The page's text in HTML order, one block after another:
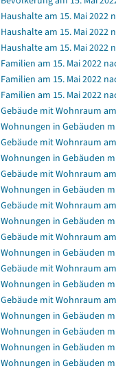
Haushalte am 15. Mai 2022
Haushalte am 15. Mai
Haushalte am 15. Mai 2022
Familien am 15. Mai 2022
Familien am 15. Mai 2022
Familien am 15. Mai 2022
Gebäude mit Wohnraum
Wohnungen in Gebäuden
Gebäude mit Wohnraum
Wohnungen in Gebäuden
Gebäude mit Wohnraum
Wohnungen in Gebäuden
Gebäude mit Wohnraum
Wohnungen in Gebäuden
Gebäude mit Wohnraum
Wohnungen in Gebäuden
Gebäude mit Wohnraum
Wohnungen in Gebäuden
Gebäude mit Wohnraum
Wohnungen in Gebäuden
Wohnungen in Gebäuden
Wohnungen in Gebäuden
Wohnungen in Gebäuden